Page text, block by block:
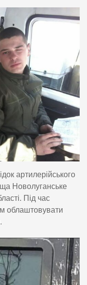
артилерійського
Новолуганське
Під час
облаштовувати